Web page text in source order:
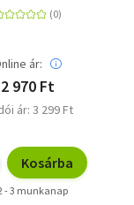
ár:
2 970 Ft
ár: 3 299 Ft
Kosárba
- 3 munkanap